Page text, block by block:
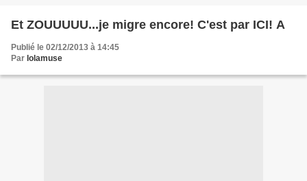
Et ZOUUUUU...je migre encore! C'est par ICI! A
Publié le 02/12/2013 à 14:45
Par lolamuse